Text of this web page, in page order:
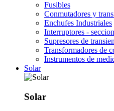
Fusibles
Conmutadores y
Enchufes Industriales
Interruptores -
Supresores de
Transformadores de
Instrumentos de
Solar
Solar